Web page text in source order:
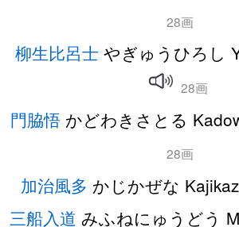
28画
柳生比呂士 やぎゅうひろし
28画
門脇悟 かどわきさとる
28画
加治風多 かじかぜな
三船入道 みふねにゅうどう